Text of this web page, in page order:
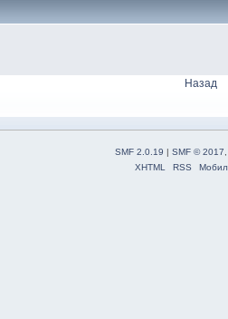
Назад
SMF 2.0.19 | SMF © 2017
XHTML
RSS